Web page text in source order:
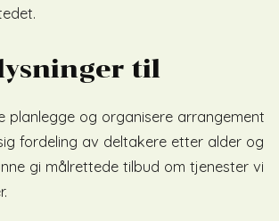
til
planlegge og organisere arrangement
fordeling av deltakere etter alder og
gi målrettede tilbud om tjenester vi